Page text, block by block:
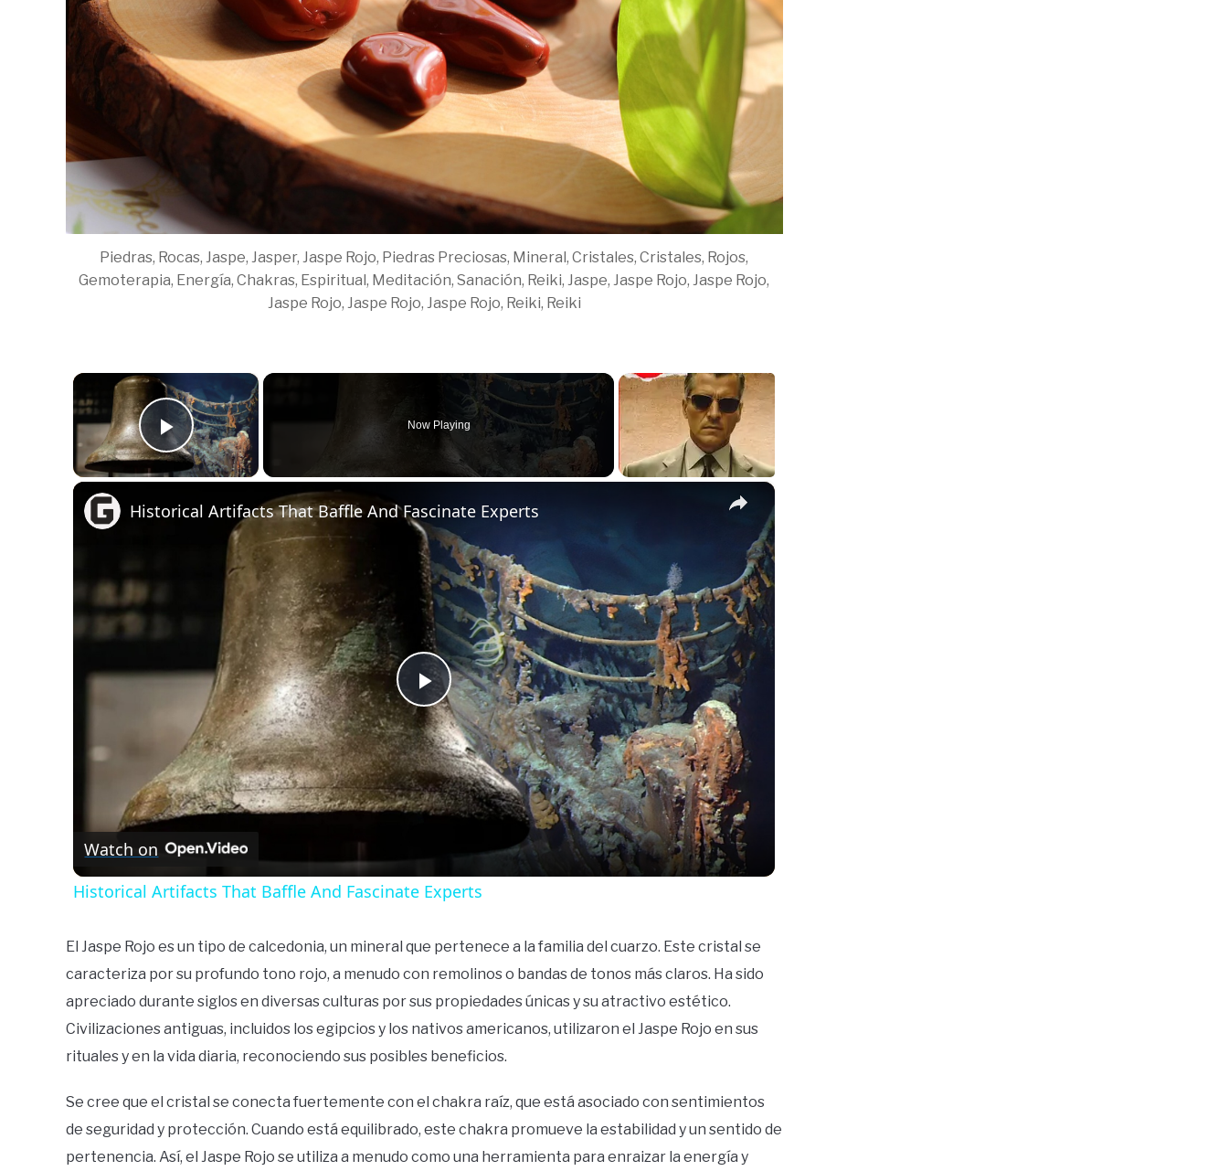
Piedras, Rocas, Jaspe, Jasper, Jaspe Rojo, Piedras Preciosas, Mineral, Cristales, Cristales, Rojos,
Gemoterapia, Energía, Chakras, Espiritual, Meditación, Sanación, Reiki, Jaspe, Jaspe Rojo, Jaspe Rojo,
Jaspe Rojo, Jaspe Rojo, Jaspe Rojo, Reiki, Reiki
×
Play Video
Now Playing
×
Play
Video
Historical Artifacts That Baffle And Fascinate Experts
Watch on
Historical Artifacts That Baffle And Fascinate Experts
El Jaspe Rojo es un tipo de calcedonia, un mineral que pertenece a la familia del cuarzo. Este cristal se
caracteriza por su profundo tono rojo, a menudo con remolinos o bandas de tonos más claros. Ha sido
apreciado durante siglos en diversas culturas por sus propiedades únicas y su atractivo estético.
Civilizaciones antiguas, incluidos los egipcios y los nativos americanos, utilizaron el Jaspe Rojo en sus
rituales y en la vida diaria, reconociendo sus posibles beneficios.
Se cree que el cristal se conecta fuertemente con el chakra raíz, que está asociado con sentimientos
de seguridad y protección. Cuando está equilibrado, este chakra promueve la estabilidad y un sentido de
pertenencia. Así, el Jaspe Rojo se utiliza a menudo como una herramienta para enraizar la energía y